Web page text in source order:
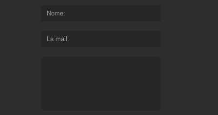
Nome
La mail